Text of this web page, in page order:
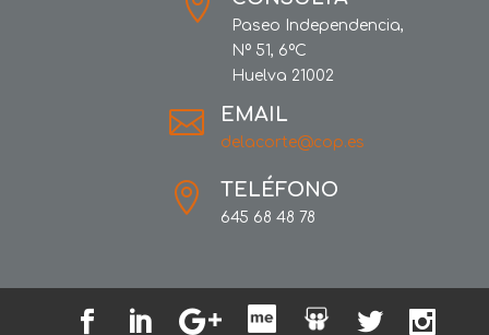
Paseo Independencia,
Nº 51, 6ºC
Huelva 21002
 EMAIL
delacorte@cop.es
 TELÉFONO
645 68 48 78